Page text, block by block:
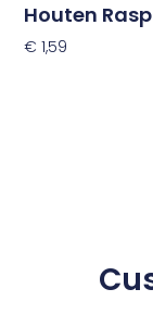
Houten
€ 1,59